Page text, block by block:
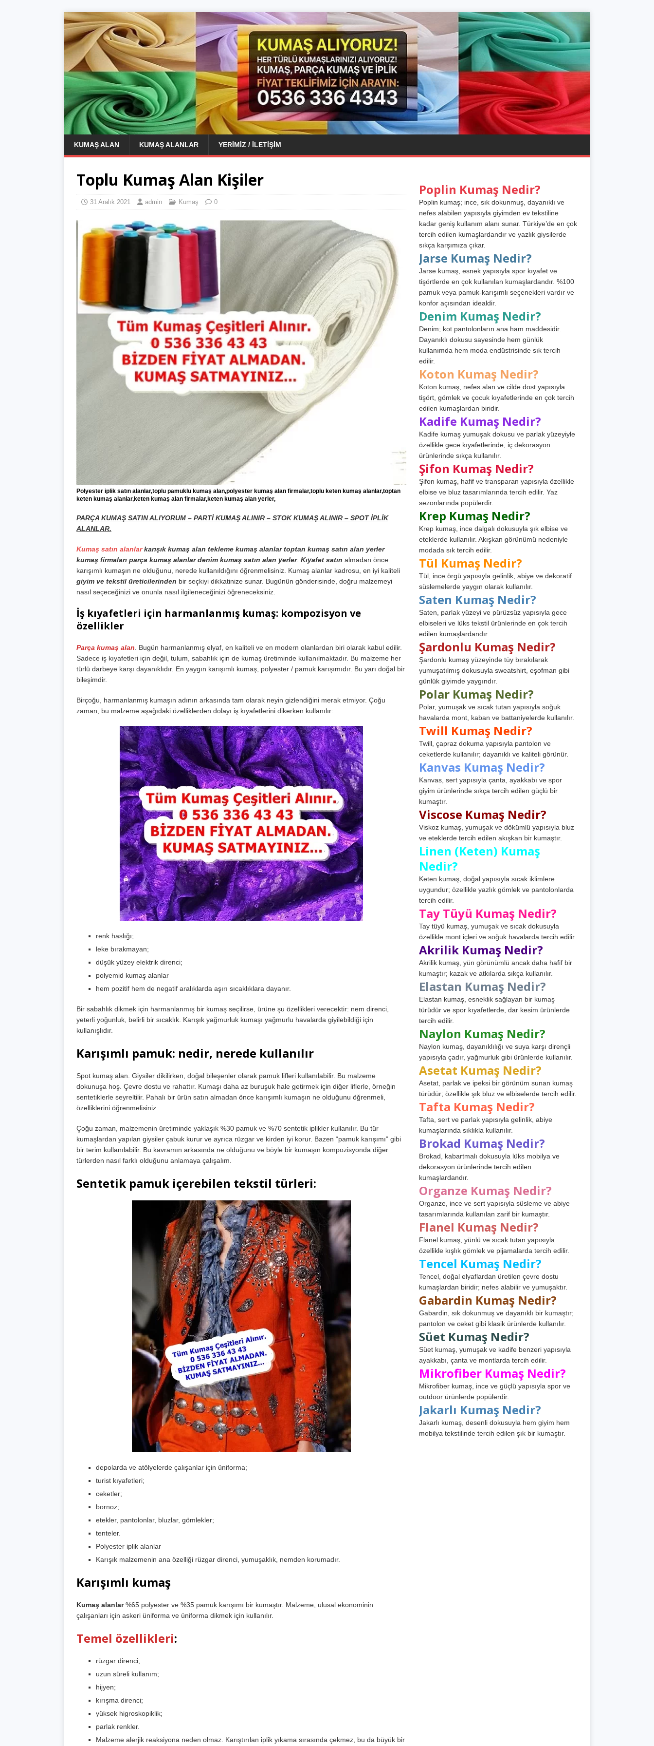
KUMAŞ ALAN KUMAŞ ALANLAR YERIMIZ / İLETIŞIM
Toplu Kumaş Alan Kişiler
31 Aralık 2021 admin Kumaş 0
Polyester iplik satın alanlar,toplu pamuklu kumaş alan,polyester kumaş alan firmalar,toplu keten kumaş alanlar,toptan
keten kumaş alanlar,keten kumaş alan firmalar,keten kumaş alan yerler,
PARÇA KUMAŞ SATIN ALIYORUM – PARTİ KUMAŞ ALINIR – STOK KUMAŞ ALINIR – SPOT İPLİK
ALANLAR.
Kumaş satın alanlar karışık kumaş alan tekleme kumaş alanlar toptan kumaş satın alan yerler
kumaş firmaları parça kumaş alanlar denim kumaş satın alan yerler. Kıyafet satın almadan önce
karışımlı kumaşın ne olduğunu, nerede kullanıldığını öğrenmelisiniz. Kumaş alanlar kadrosu, en iyi kaliteli
giyim ve tekstil üreticilerinden bir seçkiyi dikkatinize sunar. Bugünün gönderisinde, doğru malzemeyi
nasıl seçeceğinizi ve onunla nasıl ilgileneceğinizi öğreneceksiniz.
İş kıyafetleri için harmanlanmış kumaş: kompozisyon ve
özellikler
Parça kumaş alan . Bugün harmanlanmış elyaf, en kaliteli ve en modern olanlardan biri olarak kabul edilir.
Sadece iş kıyafetleri için değil, tulum, sabahlık için de kumaş üretiminde kullanılmaktadır. Bu malzeme her
türlü darbeye karşı dayanıklıdır. En yaygın karışımlı kumaş, polyester / pamuk karışımıdır. Bu yarı doğal bir
bileşimdir.
Birçoğu, harmanlanmış kumaşın adının arkasında tam olarak neyin gizlendiğini merak etmiyor. Çoğu
zaman, bu malzeme aşağıdaki özelliklerden dolayı iş kıyafetlerini dikerken kullanılır:
renk haslığı;
leke bırakmayan;
düşük yüzey elektrik direnci;
polyemid kumaş alanlar
hem pozitif hem de negatif aralıklarda aşırı sıcaklıklara dayanır.
Bir sabahlık dikmek için harmanlanmış bir kumaş seçilirse, ürüne şu özellikleri verecektir: nem direnci,
yeterli yoğunluk, belirli bir sıcaklık. Karışık yağmurluk kumaşı yağmurlu havalarda giyilebildiği için
kullanışlıdır.
Karışımlı pamuk: nedir, nerede kullanılır
Spot kumaş alan. Giysiler dikilirken, doğal bileşenler olarak pamuk lifleri kullanılabilir. Bu malzeme
dokunuşa hoş. Çevre dostu ve rahattır. Kumaşı daha az buruşuk hale getirmek için diğer liflerle, örneğin
sentetiklerle seyreltilir. Pahalı bir ürün satın almadan önce karışımlı kumaşın ne olduğunu öğrenmeli,
özelliklerini öğrenmelisiniz.
Çoğu zaman, malzemenin üretiminde yaklaşık %30 pamuk ve %70 sentetik iplikler kullanılır. Bu tür
kumaşlardan yapılan giysiler çabuk kurur ve ayrıca rüzgar ve kirden iyi korur. Bazen “pamuk karışımı” gibi
bir terim kullanılabilir. Bu kavramın arkasında ne olduğunu ve böyle bir kumaşın kompozisyonda diğer
türlerden nasıl farklı olduğunu anlamaya çalışalım.
Sentetik pamuk içerebilen tekstil türleri:
depolarda ve atölyelerde çalışanlar için üniforma;
turist kıyafetleri;
ceketler;
bornoz;
etekler, pantolonlar, bluzlar, gömlekler;
tenteler.
Polyester iplik alanlar
Karışık malzemenin ana özelliği rüzgar direnci, yumuşaklık, nemden korumadır.
Karışımlı kumaş
Kumaş alanlar%65 polyester ve %35 pamuk karışımı bir kumaştır. Malzeme, ulusal ekonominin
çalışanları için askeri üniforma ve üniforma dikmek için kullanılır.
Temel özellikleri:
rüzgar direnci;
uzun süreli kullanım;
hijyen;
kırışma direnci;
yüksek higroskopiklik;
parlak renkler.
Malzeme alerjik reaksiyona neden olmaz. Karıştırılan iplik yıkama sırasında çekmez, bu da büyük bir
Poplin Kumaş Nedir?
Poplin kumaş; ince, sık dokunmuş, dayanıklı ve
nefes alabilen yapısıyla giyimden ev tekstiline
kadar geniş kullanım alanı sunar. Türkiye’de en çok
tercih edilen kumaşlardandır ve yazlık giysilerde
sıkça karşımıza çıkar.
Jarse Kumaş Nedir?
Jarse kumaş, esnek yapısıyla spor kıyafet ve
tişörtlerde en çok kullanılan kumaşlardandır. %100
pamuk veya pamuk-karışımlı seçenekleri vardır ve
konfor açısından idealdir.
Denim Kumaş Nedir?
Denim; kot pantolonların ana ham maddesidir.
Dayanıklı dokusu sayesinde hem günlük
kullanımda hem moda endüstrisinde sık tercih
edilir.
Koton Kumaş Nedir?
Koton kumaş, nefes alan ve cilde dost yapısıyla
tişört, gömlek ve çocuk kıyafetlerinde en çok tercih
edilen kumaşlardan biridir.
Kadife Kumaş Nedir?
Kadife kumaş yumuşak dokusu ve parlak yüzeyiyle
özellikle gece kıyafetlerinde, iç dekorasyon
ürünlerinde sıkça kullanılır.
Şifon Kumaş Nedir?
Şifon kumaş, hafif ve transparan yapısıyla özellikle
elbise ve bluz tasarımlarında tercih edilir. Yaz
sezonlarında popülerdir.
Krep Kumaş Nedir?
Krep kumaş, ince dalgalı dokusuyla şık elbise ve
eteklerde kullanılır. Akışkan görünümü nedeniyle
modada sık tercih edilir.
Tül Kumaş Nedir?
Tül, ince örgü yapısıyla gelinlik, abiye ve dekoratif
süslemelerde yaygın olarak kullanılır.
Saten Kumaş Nedir?
Saten, parlak yüzeyi ve pürüzsüz yapısıyla gece
elbiseleri ve lüks tekstil ürünlerinde en çok tercih
edilen kumaşlardandır.
Şardonlu Kumaş Nedir?
Şardonlu kumaş yüzeyinde tüy bırakılarak
yumuşatılmış dokusuyla sweatshirt, eşofman gibi
günlük giyimde yaygındır.
Polar Kumaş Nedir?
Polar, yumuşak ve sıcak tutan yapısıyla soğuk
havalarda mont, kaban ve battaniyelerde kullanılır.
Twill Kumaş Nedir?
Twill, çapraz dokuma yapısıyla pantolon ve
ceketlerde kullanılır; dayanıklı ve kaliteli görünür.
Kanvas Kumaş Nedir?
Kanvas, sert yapısıyla çanta, ayakkabı ve spor
giyim ürünlerinde sıkça tercih edilen güçlü bir
kumaştır.
Viscose Kumaş Nedir?
Viskoz kumaş, yumuşak ve dökümlü yapısıyla bluz
ve eteklerde tercih edilen akışkan bir kumaştır.
Linen (Keten) Kumaş
Nedir?
Keten kumaş, doğal yapısıyla sıcak iklimlere
uygundur; özellikle yazlık gömlek ve pantolonlarda
tercih edilir.
Tay Tüyü Kumaş Nedir?
Tay tüyü kumaş, yumuşak ve sıcak dokusuyla
özellikle mont içleri ve soğuk havalarda tercih edilir.
Akrilik Kumaş Nedir?
Akrilik kumaş, yün görünümlü ancak daha hafif bir
kumaştır; kazak ve atkılarda sıkça kullanılır.
Elastan Kumaş Nedir?
Elastan kumaş, esneklik sağlayan bir kumaş
türüdür ve spor kıyafetlerde, dar kesim ürünlerde
tercih edilir.
Naylon Kumaş Nedir?
Naylon kumaş, dayanıklılığı ve suya karşı dirençli
yapısıyla çadır, yağmurluk gibi ürünlerde kullanılır.
Asetat Kumaş Nedir?
Asetat, parlak ve ipeksi bir görünüm sunan kumaş
türüdür; özellikle şık bluz ve elbiselerde tercih edilir.
Tafta Kumaş Nedir?
Tafta, sert ve parlak yapısıyla gelinlik, abiye
kumaşlarında sıklıkla kullanılır.
Brokad Kumaş Nedir?
Brokad, kabartmalı dokusuyla lüks mobilya ve
dekorasyon ürünlerinde tercih edilen
kumaşlardandır.
Organze Kumaş Nedir?
Organze, ince ve sert yapısıyla süsleme ve abiye
tasarımlarında kullanılan zarif bir kumaştır.
Flanel Kumaş Nedir?
Flanel kumaş, yünlü ve sıcak tutan yapısıyla
özellikle kışlık gömlek ve pijamalarda tercih edilir.
Tencel Kumaş Nedir?
Tencel, doğal elyaflardan üretilen çevre dostu
kumaşlardan biridir; nefes alabilir ve yumuşaktır.
Gabardin Kumaş Nedir?
Gabardin, sık dokunmuş ve dayanıklı bir kumaştır;
pantolon ve ceket gibi klasik ürünlerde kullanılır.
Süet Kumaş Nedir?
Süet kumaş, yumuşak ve kadife benzeri yapısıyla
ayakkabı, çanta ve montlarda tercih edilir.
Mikrofiber Kumaş Nedir?
Mikrofiber kumaş, ince ve güçlü yapısıyla spor ve
outdoor ürünlerde popülerdir.
Jakarlı Kumaş Nedir?
Jakarlı kumaş, desenli dokusuyla hem giyim hem
mobilya tekstilinde tercih edilen şık bir kumaştır.